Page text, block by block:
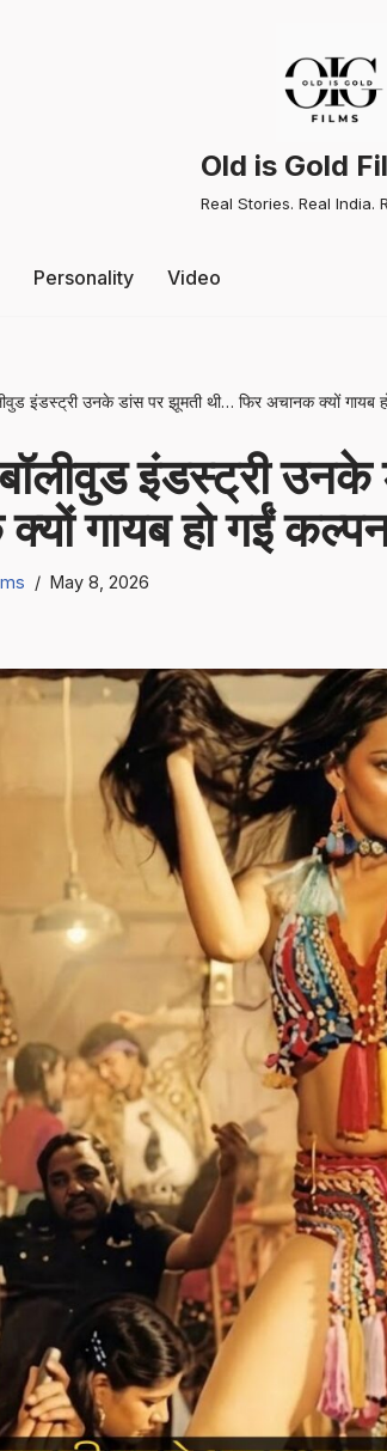
Old is Gold
Real Stories. Real India.
Personality Video
इंडस्ट्री उनके डांस पर झूमती थी… फिर अचानक क्यों गायब
इंडस्ट्री
गायब हो गईं
May 8, 2026